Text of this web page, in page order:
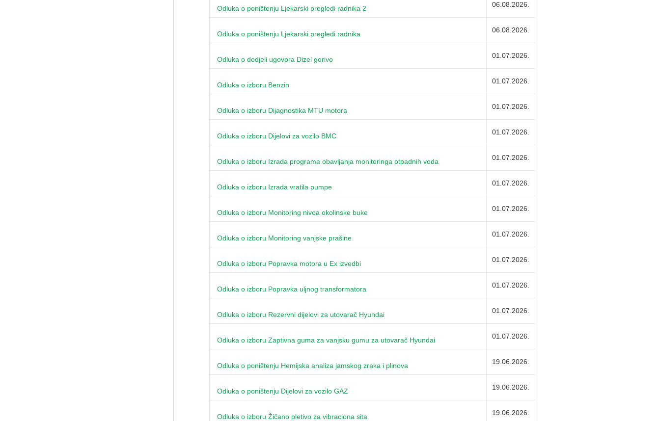
Odluka o poništenju Ljekarski pregledi radnika 2 06.08.2026.
Odluka o poništenju Ljekarski pregledi radnika 06.08.2026.
Odluka o dodjeli ugovora Dizel gorivo 01.07.2026.
Odluka o izboru Benzin 01.07.2026.
Odluka o izboru Dijagnostika MTU motora 01.07.2026.
Odluka o izboru Dijelovi za vozilo BMC 01.07.2026.
Odluka o izboru Izrada programa obavljanja monitoringa otpadnih voda 01.07.2026.
Odluka o izboru Izrada vratila pumpe 01.07.2026.
Odluka o izboru Monitoring nivoa okolinske buke 01.07.2026.
Odluka o izboru Monitoring vanjske prašine 01.07.2026.
Odluka o izboru Popravka motora u Ex izvedbi 01.07.2026.
Odluka o izboru Popravka uljnog transformatora 01.07.2026.
Odluka o izboru Rezervni dijelovi za utovarač Hyundai 01.07.2026.
Odluka o izboru Zaptivna guma za vanjsku gumu za utovarač Hyundai 01.07.2026.
Odluka o poništenju Hemijska analiza jamskog zraka i plinova 19.06.2026.
Odluka o poništenju Dijelovi za vozilo GAZ 19.06.2026.
Odluka o izboru Žičano pletivo za vibraciona sita 19.06.2026.